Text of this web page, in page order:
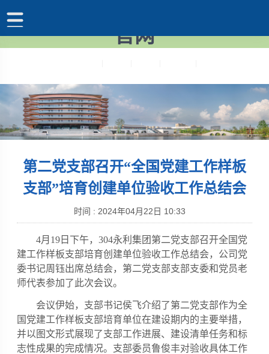
304永利集团·(中国)有限公司
官网
第二党支部召开“全国党建工作样板
支部”培育创建单位验收工作总结会
时间 : 2024年04月22日 10:33
4月19日下午，304永利集团第二党支部召开全国党
建工作样板支部培育创建单位验收工作总结会，公司党
委书记周钰出席总结会，第二党支部支部支委和党员老
师代表参加了此次会议。
会议伊始，支部书记侯飞介绍了第二党支部作为全
国党建工作样板支部培育单位在建设期内的主要举措，
并以图文形式展现了支部工作进展、建设清单任务和标
志性成果的完成情况。支部委员鲁俊丰对验收具体工作